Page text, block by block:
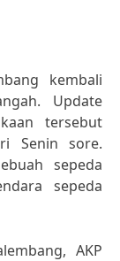
kembali
Update
tersebut
Senin sore.
sepeda
sepeda
AKP